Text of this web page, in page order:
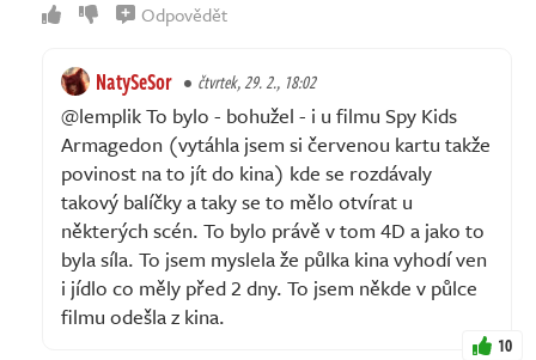
Odpovědět
NatySeSor čtvrtek, 29. 2., 18:02
@lemplik To bylo - bohužel - i u filmu Spy Kids
Armagedon (vytáhla jsem si červenou kartu takže
povinost na to jít do kina) kde se rozdávaly
takový balíčky a taky se to mělo otvírat u
některých scén. To bylo právě v tom 4D a jako to
byla síla. To jsem myslela že půlka kina vyhodí ven
i jídlo co měly před 2 dny. To jsem někde v půlce
filmu odešla z kina.
10